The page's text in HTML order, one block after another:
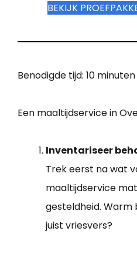
BEKIJK
Benodigde tijd: 10 minuten
Een maaltijdservice in
Inventariseer
Trek eerst na wat
maaltijdservice
gesteldheid. Warm
juist vriesvers?